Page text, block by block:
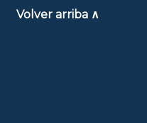
Volver arriba ∧